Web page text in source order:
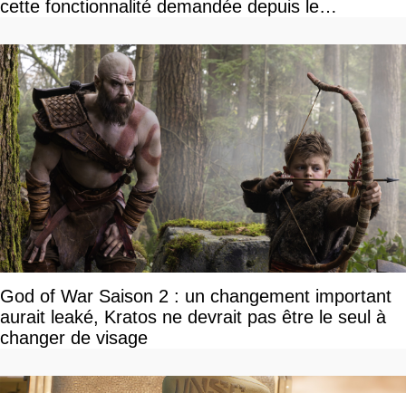
cette fonctionnalité demandée depuis le
God of War Saison 2 : un changement important
aurait leaké, Kratos ne devrait pas être le seul à
changer de visage